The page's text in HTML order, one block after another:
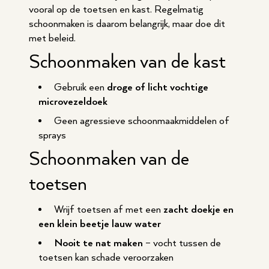
vooral op de toetsen en kast. Regelmatig
schoonmaken is daarom belangrijk, maar doe dit
met beleid.
Schoonmaken van de kast
Gebruik een droge of licht vochtige
microvezeldoek
Geen agressieve schoonmaakmiddelen of
sprays
Schoonmaken van de
toetsen
Wrijf toetsen af met een zacht doekje en
een klein beetje lauw water
Nooit te nat maken – vocht tussen de
toetsen kan schade veroorzaken